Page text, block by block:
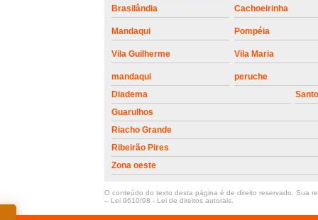
Brasilândia
Cachoeirinha
Mandaqui Pompéia
Vila Guilherme Vila Maria
mandaqui
peruche
Diadema
Guarulhos
Riacho Grande
Ribeirão Pires
Zona oeste
O conteúdo do texto desta página é de direito reservado. Sua
– Lei 9610/98 - Lei de direitos autorais.